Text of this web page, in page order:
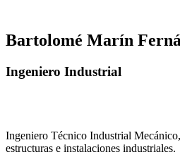
Bartolomé Marín
Ingeniero Industrial
Ingeniero Técnico Industrial
estructuras e instalaciones industriales.